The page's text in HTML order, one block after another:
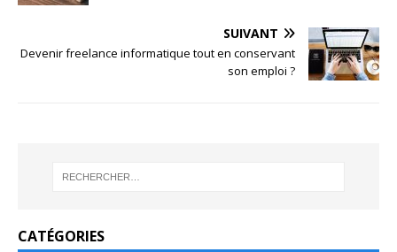
SUIVANT
Devenir freelance informatique tout en conservant
son emploi ?
CATÉGORIES